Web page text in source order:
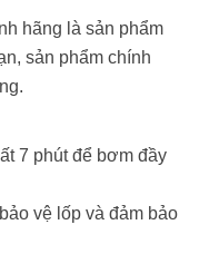
hãng là sản phẩm
sản phẩm chính
7 phút để bơm đầy
vệ lốp và đảm bảo